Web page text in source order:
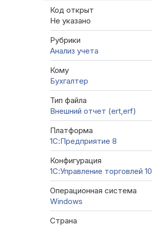
Код открыт
Не указано
Рубрики
Анализ учета
Кому
Бухгалтер
Тип файла
Внешний отчет (ert,erf)
Платформа
1С:Предприятие 8
Конфигурация
1С:Управление торговлей 10
Операционная система
Windows
Страна